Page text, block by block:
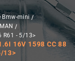
Bmw-mini
R61 - 5/13>
16V 1598 CC 88
13>